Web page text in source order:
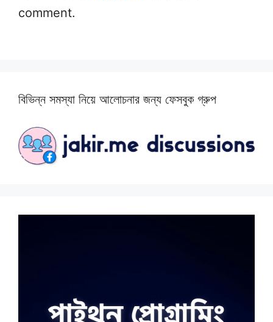
comment.
বিভিন্ন সমস্যা নিয়ে আলোচনার জন্য ফেসবুক গ্রুপ